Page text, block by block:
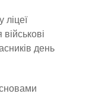
ліцеї
день